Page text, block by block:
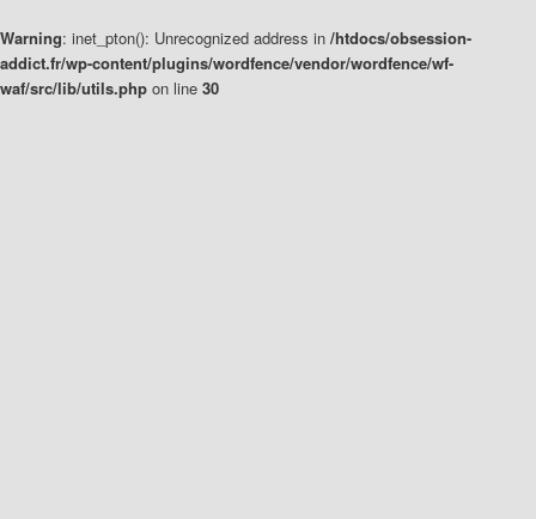
Warning: inet_pton(): Unrecognized address in /htdocs/obsession-
addict.fr/wp-content/plugins/wordfence/vendor/wordfence/wf-
waf/src/lib/utils.php on line 30